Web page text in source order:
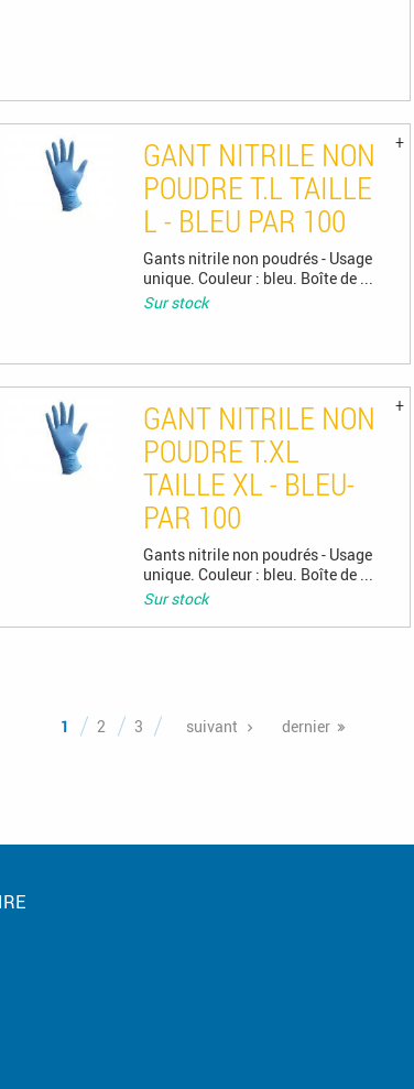
GANT NITRILE NON
POUDRE T.L TAILLE
L - BLEU PAR 100
Gants nitrile non poudrés - Usage
unique. Couleur : bleu. Boîte de ...
Sur stock
GANT NITRILE NON
POUDRE T.XL
TAILLE XL - BLEU-
PAR 100
Gants nitrile non poudrés - Usage
unique. Couleur : bleu. Boîte de ...
Sur stock
1 2 3 suivant dernier